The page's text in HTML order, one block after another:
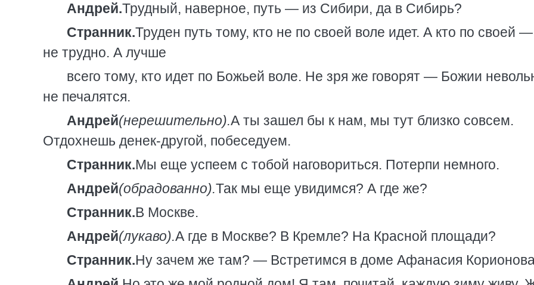
Андрей.Трудный, наверное, путь — из Сибири, да в Сибирь?
Странник.Труден путь тому, кто не по своей воле идет. А кто по своей
не трудно. А лучше
всего тому, кто идет по Божьей воле. Не зря же говорят — Божии
не печалятся.
Андрей(нерешительно).А ты зашел бы к нам, мы тут близко совсем.
Отдохнешь денек-другой, побеседуем.
Странник.Мы еще успеем с тобой наговориться. Потерпи немного.
Андрей(обрадованно).Так мы еще увидимся? А где же?
Странник.В Москве.
Андрей(лукаво).А где в Москве? В Кремле? На Красной площади?
Странник.Ну зачем же там? — Встретимся в доме Афанасия